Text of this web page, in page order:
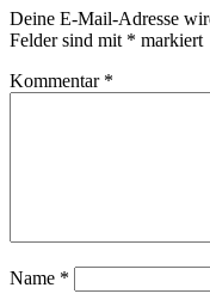
Deine E-Mail-Adresse
Felder sind mit * markiert
Kommentar *
Name *